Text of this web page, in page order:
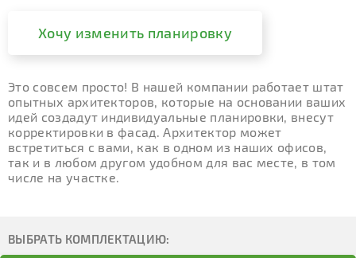
Хочу изменить планировку
Это совсем просто! В нашей компании работает штат
опытных архитекторов, которые на основании ваших
идей создадут индивидуальные планировки, внесут
корректировки в фасад. Архитектор может
встретиться с вами, как в одном из наших офисов,
так и в любом другом удобном для вас месте, в том
числе на участке.
ВЫБРАТЬ КОМПЛЕКТАЦИЮ: